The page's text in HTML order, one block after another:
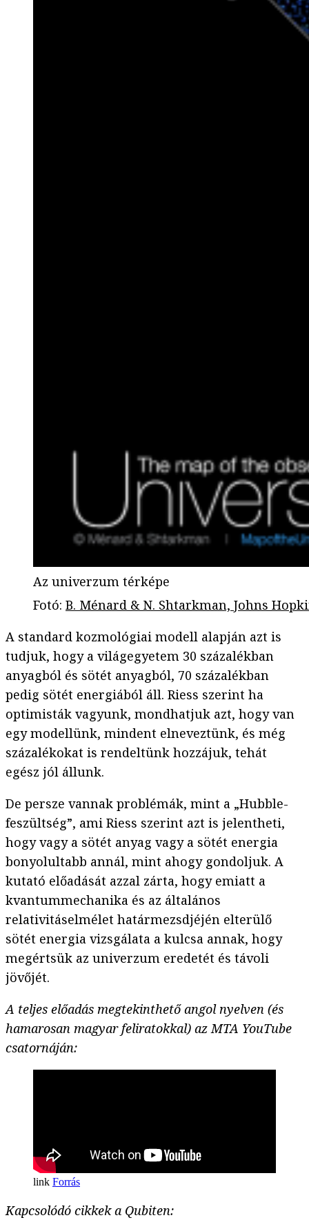
Az univerzum térképe
Fotó: B. Ménard & N. Shtarkman, Johns
A standard kozmológiai modell alapján azt is
tudjuk, hogy a világegyetem 30 százalékban
anyagból és sötét anyagból, 70 százalékban
pedig sötét energiából áll. Riess szerint ha
optimisták vagyunk, mondhatjuk azt, hogy van
egy modellünk, mindent elneveztünk, és még
százalékokat is rendeltünk hozzájuk, tehát
egész jól állunk.
De persze vannak problémák, mint a „Hubble-
feszültség”, ami Riess szerint azt is jelentheti,
hogy vagy a sötét anyag vagy a sötét energia
bonyolultabb annál, mint ahogy gondoljuk. A
kutató előadását azzal zárta, hogy emiatt a
kvantummechanika és az általános
relativitáselmélet határmezsdjéjén elterülő
sötét energia vizsgálata a kulcsa annak, hogy
megértsük az univerzum eredetét és távoli
jövőjét.
A teljes előadás megtekinthető angol nyelven (és
hamarosan magyar feliratokkal) az MTA YouTube
csatornáján:
Forrás
Kapcsolódó cikkek a Qubiten: